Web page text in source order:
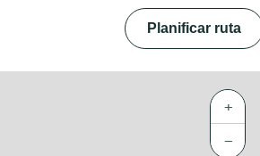
Planificar ruta
+
−